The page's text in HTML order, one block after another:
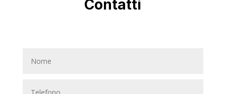
Contatti